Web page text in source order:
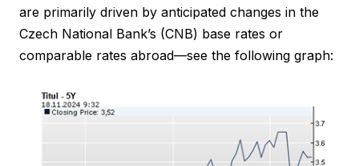
are primarily driven by anticipated changes in the
Czech National Bank’s (CNB) base rates or
comparable rates abroad—see the following graph: